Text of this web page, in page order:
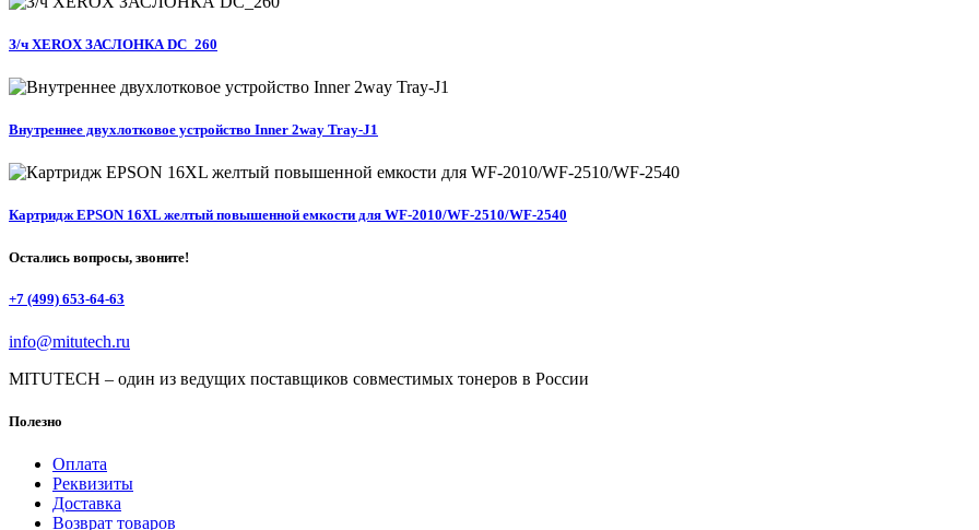
З/ч XEROX ЗАСЛОНКА DC_260
Внутреннее двухлотковое устройство Inner 2way Tray-J1
Картридж EPSON 16XL желтый повышенной емкости для WF-2010/WF-2510/WF-2540
Остались вопросы, звоните!
+7 (499) 653-64-63
info@mitutech.ru
MITUTECH – один из ведущих поставщиков совместимых тонеров в России
Полезно
Оплата
Реквизиты
Доставка
Возврат товаров